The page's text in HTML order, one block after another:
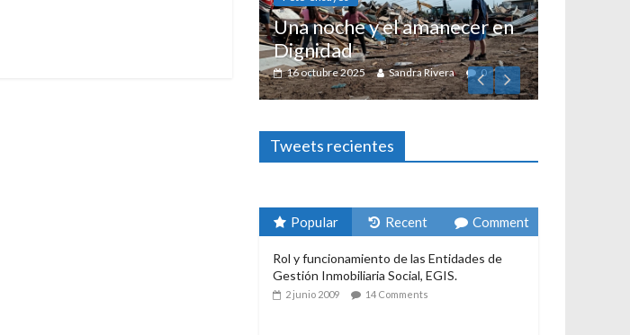
Una noche y el amanecer en
Dignidad
16 octubre 2025 Sandra Rivera 0
Tweets recientes
Popular Recent Comment
Rol y funcionamiento de las Entidades de
Gestión Inmobiliaria Social, EGIS.